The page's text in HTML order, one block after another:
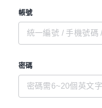
帳號
密碼